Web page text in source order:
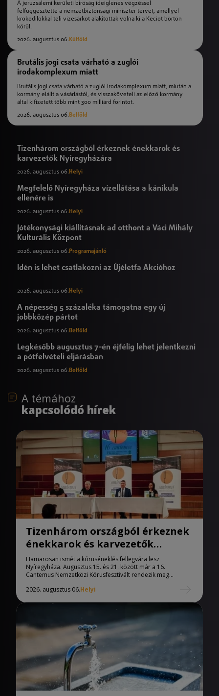
A jeruzsálemi kerületi bíróság ideiglenes végzéssel
felfüggesztette a nemzetbiztonsági miniszter tervét, amellyel
krokodilokkal teli vizesárkot alakítottak volna ki a Keciot börtön
körül.
2026. augusztus 06. Külföld
Brutális jogi csata várható a zuglói
irodakomplexum miatt
Brutális jogi csata várható a zuglói irodakomplexum miatt, miután a
kormány elállt a vásárlástól, és visszaköveteli az előző kormány
által kifizetett több mint 300 milliárd forintot.
2026. augusztus 06.Belföld
Tizenhárom országból érkeznek énekkarok és
karvezetők Nyíregyházára
2026. augusztus 06. Helyi
Megfelelő Nyíregyháza vízellátása a kánikula
ellenére is
2026. augusztus 06. Helyi
Jótékonysági kiállításnak ad otthont a Váci Mihály
Kulturális Központ
2026. augusztus 06. Programajánló
Idén is lehet csatlakozni az Újéletfa Akcióhoz
2026. augusztus 06. Helyi
A népesség 5 százaléka támogatna egy új
jobbközép pártot
2026. augusztus 06.Belföld
Legkésőbb augusztus 7-én éjfélig lehet jelentkezni
a pótfelvételi eljárásban
2026. augusztus 06.Belföld
A témához
kapcsolódó hírek
Tizenhárom országból érkeznek
énekkarok és karvezetők
Nyíregyházára
Hamarosan ismét a kóruséneklés fellegvára lesz
Nyíregyháza. Augusztus 15. és 21. között már a 16.
Cantemus Nemzetközi Kórusfesztivált rendezik meg...
2026. augusztus 06.Helyi